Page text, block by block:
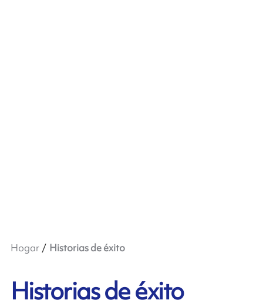
Hogar Historias de éxito
Historias de éxito